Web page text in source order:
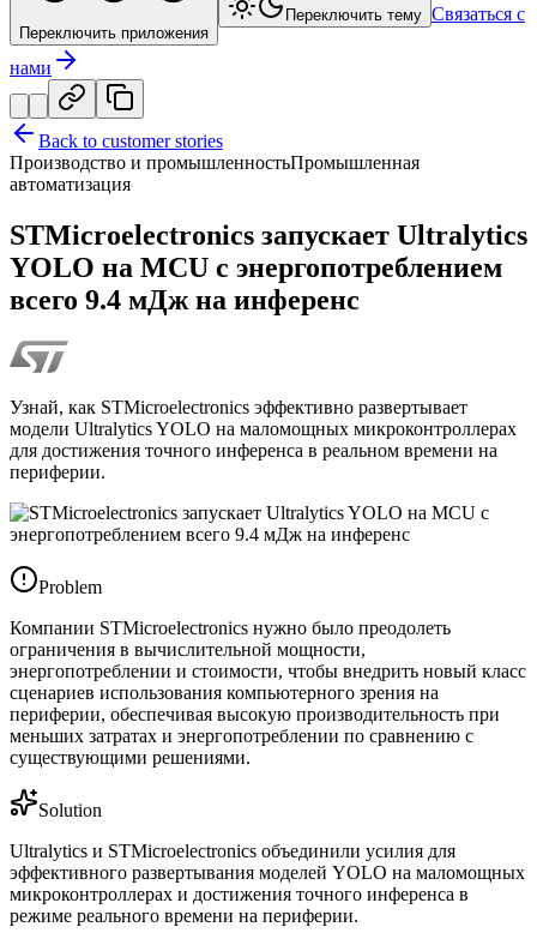
Переключить приложения
Переключить тему Связаться с
нами
Back to customer stories
Производство и промышленностьПромышленная
автоматизация
STMicroelectronics запускает Ultralytics
YOLO на MCU с энергопотреблением
всего 9.4 мДж на инференс
Узнай, как STMicroelectronics эффективно развертывает
модели Ultralytics YOLO на маломощных микроконтроллерах
для достижения точного инференса в реальном времени на
периферии.
Problem
Компании STMicroelectronics нужно было преодолеть
ограничения в вычислительной мощности,
энергопотреблении и стоимости, чтобы внедрить новый класс
сценариев использования компьютерного зрения на
периферии, обеспечивая высокую производительность при
меньших затратах и энергопотреблении по сравнению с
существующими решениями.
Solution
Ultralytics и STMicroelectronics объединили усилия для
эффективного развертывания моделей YOLO на маломощных
микроконтроллерах и достижения точного инференса в
режиме реального времени на периферии.